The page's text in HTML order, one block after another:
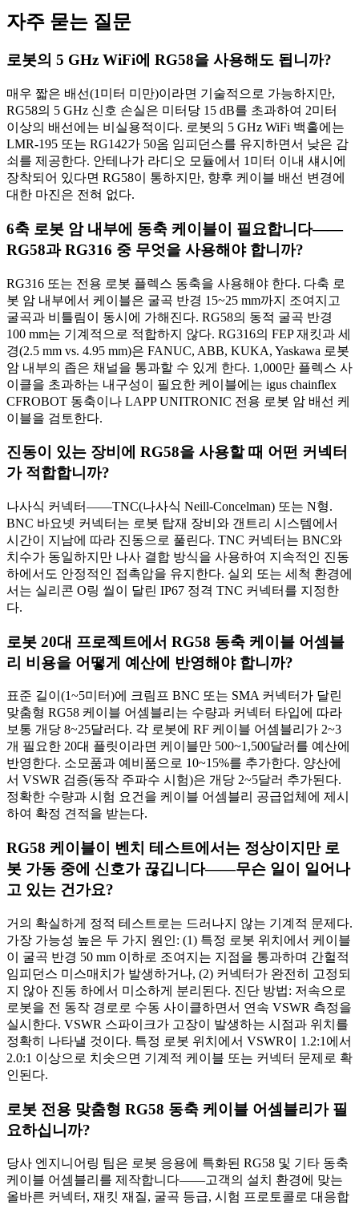
자주 묻는 질문
로봇의 5 GHz WiFi에 RG58을 사용해도 됩니까?
매우 짧은 배선(1미터 미만)이라면 기술적으로 가능하지만,
RG58의 5 GHz 신호 손실은 미터당 15 dB를 초과하여 2미터
이상의 배선에는 비실용적이다. 로봇의 5 GHz WiFi 백홀에는
LMR-195 또는 RG142가 50옴 임피던스를 유지하면서 낮은 감
쇠를 제공한다. 안테나가 라디오 모듈에서 1미터 이내 섀시에
장착되어 있다면 RG58이 통하지만, 향후 케이블 배선 변경에
대한 마진은 전혀 없다.
6축 로봇 암 내부에 동축 케이블이 필요합니다——
RG58과 RG316 중 무엇을 사용해야 합니까?
RG316 또는 전용 로봇 플렉스 동축을 사용해야 한다. 다축 로
봇 암 내부에서 케이블은 굴곡 반경 15~25 mm까지 조여지고
굴곡과 비틀림이 동시에 가해진다. RG58의 동적 굴곡 반경
100 mm는 기계적으로 적합하지 않다. RG316의 FEP 재킷과 세
경(2.5 mm vs. 4.95 mm)은 FANUC, ABB, KUKA, Yaskawa 로봇
암 내부의 좁은 채널을 통과할 수 있게 한다. 1,000만 플렉스 사
이클을 초과하는 내구성이 필요한 케이블에는 igus chainflex
CFROBOT 동축이나 LAPP UNITRONIC 전용 로봇 암 배선 케
이블을 검토한다.
진동이 있는 장비에 RG58을 사용할 때 어떤 커넥터
가 적합합니까?
나사식 커넥터——TNC(나사식 Neill-Concelman) 또는 N형.
BNC 바요넷 커넥터는 로봇 탑재 장비와 갠트리 시스템에서
시간이 지남에 따라 진동으로 풀린다. TNC 커넥터는 BNC와
치수가 동일하지만 나사 결합 방식을 사용하여 지속적인 진동
하에서도 안정적인 접촉압을 유지한다. 실외 또는 세척 환경에
서는 실리콘 O링 씰이 달린 IP67 정격 TNC 커넥터를 지정한
다.
로봇 20대 프로젝트에서 RG58 동축 케이블 어셈블
리 비용을 어떻게 예산에 반영해야 합니까?
표준 길이(1~5미터)에 크림프 BNC 또는 SMA 커넥터가 달린
맞춤형 RG58 케이블 어셈블리는 수량과 커넥터 타입에 따라
보통 개당 8~25달러다. 각 로봇에 RF 케이블 어셈블리가 2~3
개 필요한 20대 플릿이라면 케이블만 500~1,500달러를 예산에
반영한다. 소모품과 예비품으로 10~15%를 추가한다. 양산에
서 VSWR 검증(동작 주파수 시험)은 개당 2~5달러 추가된다.
정확한 수량과 시험 요건을 케이블 어셈블리 공급업체에 제시
하여 확정 견적을 받는다.
RG58 케이블이 벤치 테스트에서는 정상이지만 로
봇 가동 중에 신호가 끊깁니다——무슨 일이 일어나
고 있는 건가요?
거의 확실하게 정적 테스트로는 드러나지 않는 기계적 문제다.
가장 가능성 높은 두 가지 원인: (1) 특정 로봇 위치에서 케이블
이 굴곡 반경 50 mm 이하로 조여지는 지점을 통과하며 간헐적
임피던스 미스매치가 발생하거나, (2) 커넥터가 완전히 고정되
지 않아 진동 하에서 미소하게 분리된다. 진단 방법: 저속으로
로봇을 전 동작 경로로 수동 사이클하면서 연속 VSWR 측정을
실시한다. VSWR 스파이크가 고장이 발생하는 시점과 위치를
정확히 나타낼 것이다. 특정 로봇 위치에서 VSWR이 1.2:1에서
2.0:1 이상으로 치솟으면 기계적 케이블 또는 커넥터 문제로 확
인된다.
로봇 전용 맞춤형 RG58 동축 케이블 어셈블리가 필
요하십니까?
당사 엔지니어링 팀은 로봇 응용에 특화된 RG58 및 기타 동축
케이블 어셈블리를 제작합니다——고객의 설치 환경에 맞는
올바른 커넥터, 재킷 재질, 굴곡 등급, 시험 프로토콜로 대응합